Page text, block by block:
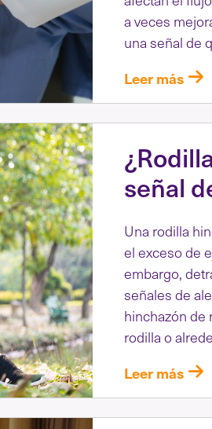
a veces
una señal de
Leer más
señal
Una rodilla
el exceso de
embargo,
señales de
hinchazón de
rodilla o
Leer más